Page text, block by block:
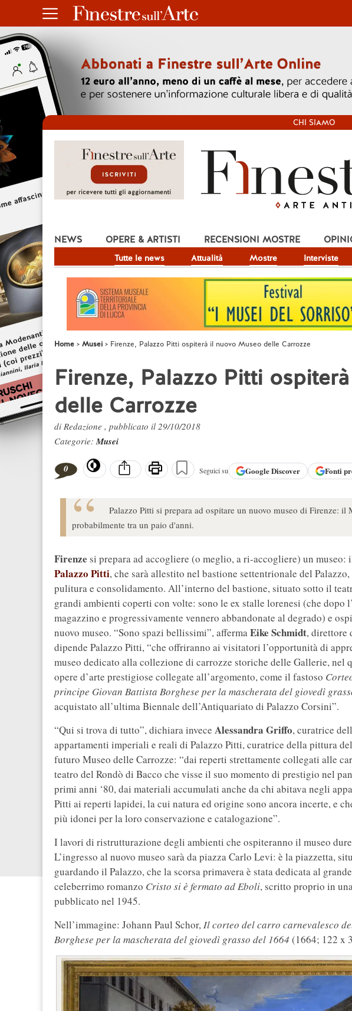
CHI SIAMO
NEWS
Tutte le news Attualità Mostre Interviste
OPERE & ARTISTI RECENSIONI MOSTRE
Home Musei Firenze, Palazzo Pitti ospiterà il nuovo Museo delle Carrozze
Firenze, Palazzo Pitti
delle Carrozze
di Redazione , pubblicato il 29/10/2018
Categorie:Musei
0 Seguici su GoogleDiscover Fonti
Palazzo Pitti si prepara ad ospitare un nuovo museo di Firenze: il
probabilmente tra un paio d'anni.
Firenze si prepara ad accogliere (o meglio, a ri-accogliere) un museo:
Palazzo Pitti, che sarà allestito nel bastione settentrionale del
pulitura e consolidamento. All’interno del bastione, situato sotto il
grandi ambienti coperti con volte: sono le ex stalle lorenesi (che dopo
magazzino e progressivamente vennero abbandonate al degrado) e
nuovo museo. “Sono spazi bellissimi”, affermaEike Schmidt, direttore
dipende Palazzo Pitti, “che offriranno ai visitatori l’opportunità di
museo dedicato alla collezione di carrozze storiche delle Gallerie, nel
opere d’arte prestigiose collegate all’argomento, come il fastoso
principe Giovan Battista Borghese per la mascherata del giovedì
acquistato all’ultima Biennale dell’Antiquariato di Palazzo Corsini”.
“Qui si trova di tutto”, dichiara invece Alessandra Griffo, curatrice
appartamenti imperiali e reali di Palazzo Pitti, curatrice della pittura
futuro Museo delle Carrozze: “dai reperti strettamente collegati alle
teatro del Rondò di Bacco che visse il suo momento di prestigio nel
primi anni ‘80, dai materiali accumulati anche da chi abitava negli
Pitti ai reperti lapidei, la cui natura ed origine sono ancora incerte, e
più idonei per la loro conservazione e catalogazione”.
I lavori di ristrutturazione degli ambienti che ospiteranno il museo
L’ingresso al nuovo museo sarà da piazza Carlo Levi: è la piazzetta,
guardando il Palazzo, che la scorsa primavera è stata dedicata al
celeberrimo romanzo Cristo si è fermato ad Eboli, scritto proprio in
pubblicato nel 1945.
Nell’immagine: Johann Paul Schor,Il corteo del carro carnevalesco
Borghese per la mascherata del giovedì grasso del 1664 (1664; 122 x